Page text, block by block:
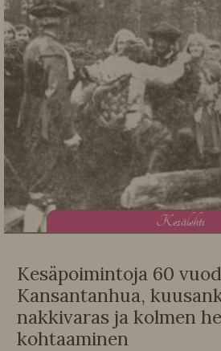
Kesälehti
Kesäpoimintoja 60
Kansantanhua,
nakkivaras ja kolmen
kohtaaminen